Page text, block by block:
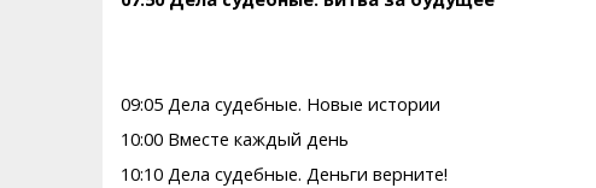
09:05 Дела судебные. Новые истории
10:00 Вместе каждый день
10:10 Дела судебные. Деньги верните!